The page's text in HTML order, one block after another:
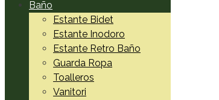
Baño
Estante Bidet
Estante Inodoro
Estante Retro Baño
Guarda Ropa
Toalleros
Vanitori